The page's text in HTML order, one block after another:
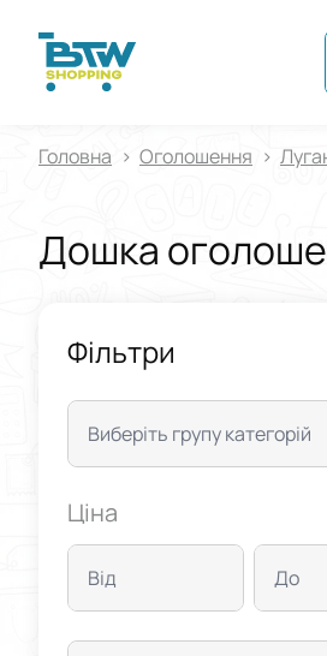
Головна Оголошення
Дошка
Фільтри
Виберіть групу категорій
Ціна
Від До